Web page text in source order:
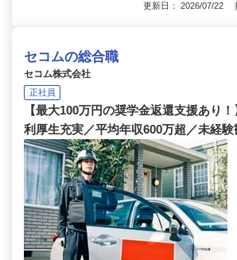
更新日： 2026/07/22
セコムの総合職
セコム株式会社
正社員
【最大100万円の奨学金返還支援あり
利厚生充実／平均年収600万超／未経験